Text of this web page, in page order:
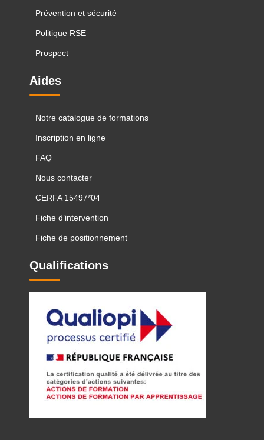
Prévention et sécurité
Politique RSE
Prospect
Aides
Notre catalogue de formations
Inscription en ligne
FAQ
Nous contacter
CERFA 15497*04
Fiche d’intervention
Fiche de positionnement
Qualifications